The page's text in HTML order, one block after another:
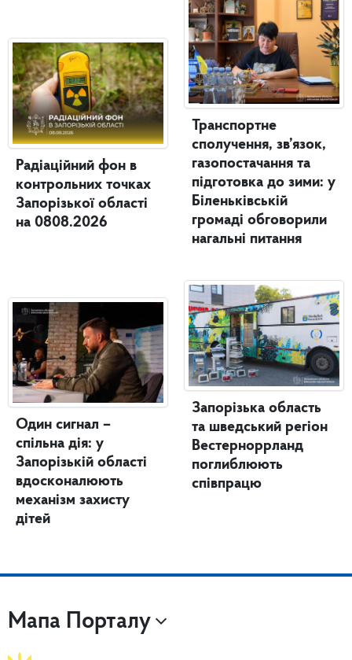
Радіаційний фон в
контрольних точках
Запорізької області
на 0808.2026
Один сигнал –
спільна дія: у
Запорізькій області
вдосконалюють
механізм захисту
дітей
Транспортне
сполучення, зв’язок,
газопостачання та
підготовка до зими: у
Біленьківській
громаді обговорили
нагальні питання
Запорізька область
та шведський регіон
Вестерноррланд
поглиблюють
співпрацю
Мапа Порталу